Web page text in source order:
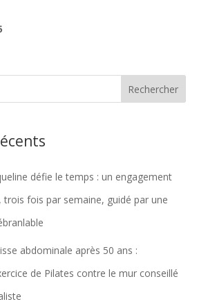
Le
est :
défie le temps : un engagement
trois fois par semaine, guidé par une
abdominale après 50 ans :
de Pilates contre le mur conseillé